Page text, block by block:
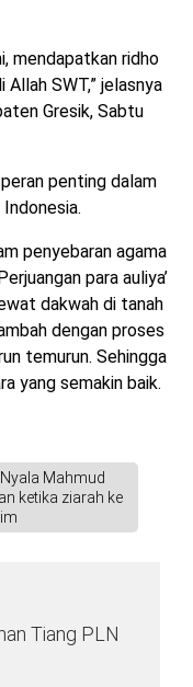
mendapatkan ridho
SWT,” jelasnya
Gresik, Sabtu
penting dalam
penyebaran agama
para auliya’
dakwah di tanah
dengan proses
temurun. Sehingga
yang semakin baik.
Nyala Mahmud
ketika ziarah ke
Tiang PLN